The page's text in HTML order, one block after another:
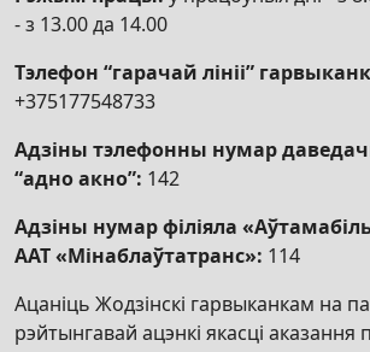
- з 13.00 да 14.00
Тэлефон “гарачай лініі”
+375177548733
Адзіны тэлефонны нумар
“адно акно”: 142
Адзіны нумар філіяла
ААТ «Мінаблаўтатранс»: 114
Ацаніць Жодзінскі гарвыканкам на
рэйтынгавай ацэнкі якасці аказання